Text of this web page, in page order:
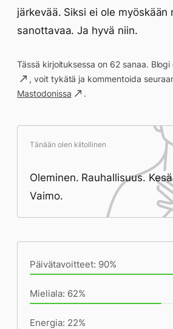
järkevää. Siksi ei ole myöskään
sanottavaa. Ja hyvä niin.
Tässä kirjoituksessa on 62 sanaa. Blogi
, voit tykätä ja kommentoida
Mastodonissa
.
Tänään olen kiitollinen
Oleminen. Rauhallisuus.
Vaimo.
Päivätavoitteet: 90%
Mieliala: 62%
Energia: 22%